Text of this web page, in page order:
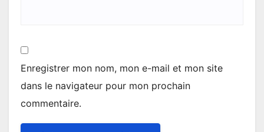
Enregistrer mon nom, mon e-mail et mon site
dans le navigateur pour mon prochain
commentaire.